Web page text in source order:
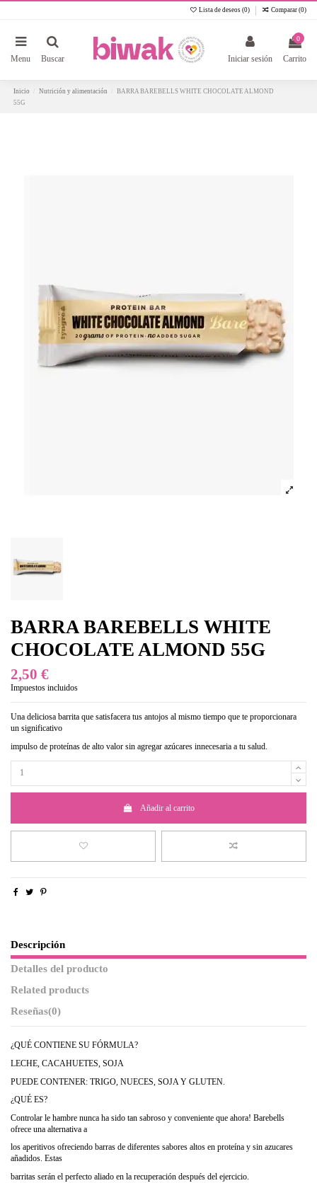
Lista de deseos (0) Comparar (0)
Menu Buscar Iniciar sesión
0
Carrito
Inicio Nutrición y alimentación
BARRA BAREBELLS WHITE CHOCOLATE ALMOND
55G
BARRA BAREBELLS WHITE
CHOCOLATE ALMOND 55G
2,50 €
Impuestos incluidos
Una deliciosa barrita que satisfacera tus antojos al mismo tiempo que te proporcionara
un significativo
impulso de proteínas de alto valor sin agregar azúcares innecesaria a tu salud.
Añadir al carrito
Descripción
Detalles del producto
Related products
Reseñas(0)
¿QUÉ CONTIENE SU FÓRMULA?
LECHE, CACAHUETES, SOJA
PUEDE CONTENER: TRIGO, NUECES, SOJA Y GLUTEN.
¿QUÉ ES?
Controlar le hambre nunca ha sido tan sabroso y conveniente que ahora! Barebells
ofrece una alternativa a
los aperitivos ofreciendo barras de diferentes sabores altos en proteína y sin azucares
añadidos. Estas
barritas serán el perfecto aliado en la recuperación después del ejercicio.